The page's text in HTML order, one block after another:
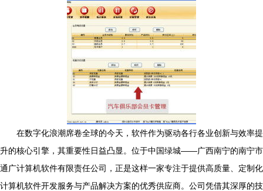
在数字化浪潮席卷全球的今天，软件作为驱动各行各业创新与效率提
升的核心引擎，其重要性日益凸显。位于中国绿城——广西南宁的南宁市
通广计算机软件有限责任公司，正是这样一家专注于提供高质量、定制化
计算机软件开发服务与产品解决方案的优秀供应商。公司凭借其深厚的技